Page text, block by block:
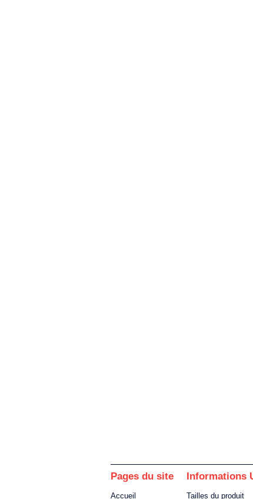
Pages du site
Accueil
Informations
Tailles du produit